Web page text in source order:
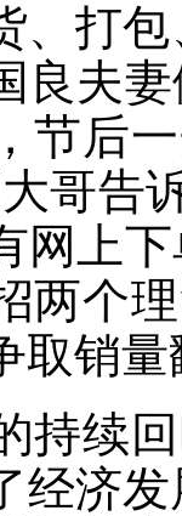
打包
良夫
节后
哥告
网上
两个
取销量
续回
经济